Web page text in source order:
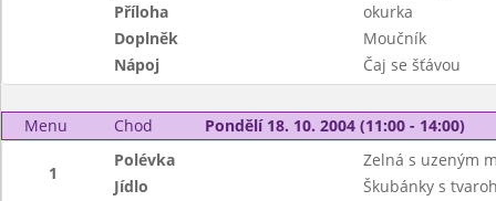
Příloha
okurka
Doplněk
Moučník
Nápoj
Čaj se šťávou
Menu Chod Pondělí 18. 10. 2004 (11:00 - 14:00)
1
Polévka
Zelná s uzeným
Jídlo
Škubánky s